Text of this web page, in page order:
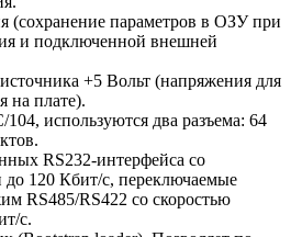
(сохранение параметров в ОЗУ при
и подключенной внешней
+5 Вольт (напряжения для
на плате).
используются два разъема: 64
RS232-интерфейса со
до 120 Кбит/с, переключаемые
RS485/RS422 со скоростью
с.